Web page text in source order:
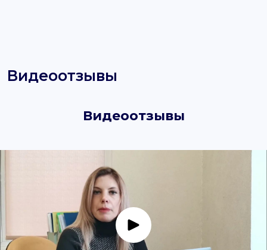
Видеоотзывы
Видеоотзывы